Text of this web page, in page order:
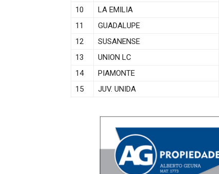
10
LA EMILIA
11
GUADALUPE
12
SUSANENSE
13
UNION LC
14
PIAMONTE
15
JUV. UNIDA